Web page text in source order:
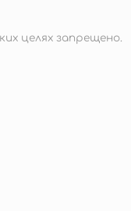
целях запрещено.